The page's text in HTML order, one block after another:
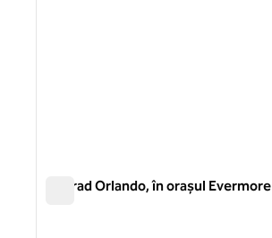
Conrad Orlando, în orașul Evermore